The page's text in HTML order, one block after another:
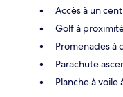
Accès à un
Golf à
Promenades à
Parachute
Planche à voile